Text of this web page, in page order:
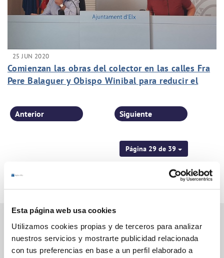
Esta página web usa cookies
Utilizamos cookies propias y de terceros para analizar
nuestros servicios y mostrarte publicidad relacionada
con tus preferencias en base a un perfil elaborado a
25 JUN 2020
Comienzan las obras del colector en las calles Fra
Pere Balaguer y Obispo Winibal para reducir el
Página 29 de 39
Anterior Siguiente
Gestiones Online